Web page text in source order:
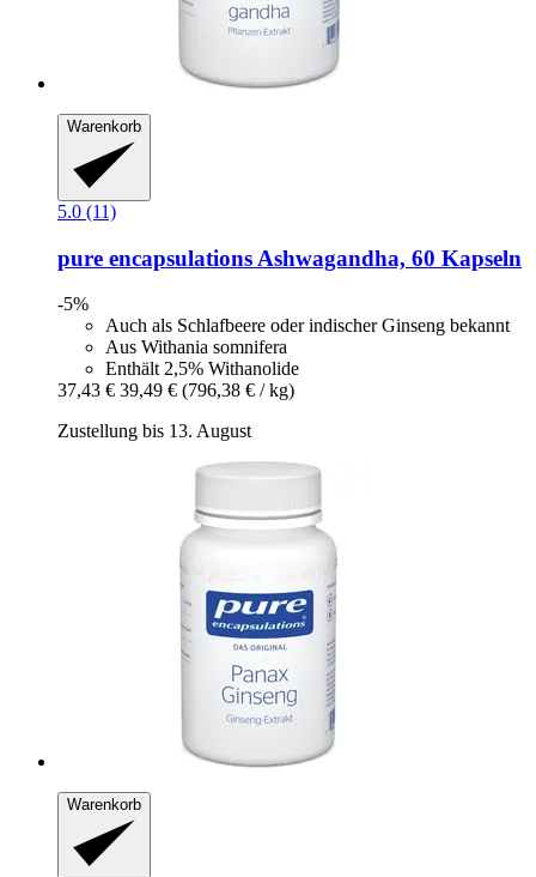
Warenkorb
5.0 (11)
pure encapsulations Ashwagandha, 60 Kapseln
-5%
Auch als Schlafbeere oder indischer Ginseng bekannt
Aus Withania somnifera
Enthält 2,5% Withanolide
37,43 € 39,49 € (796,38 € / kg)
Zustellung bis 13. August
Warenkorb